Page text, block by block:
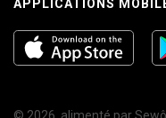
APPLICATIONS